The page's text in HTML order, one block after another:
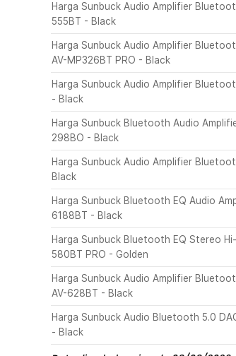
Harga Sunbuck Audio Amplifier
555BT - Black
Harga Sunbuck Audio Amplifier
AV-MP326BT PRO - Black
Harga Sunbuck Audio Amplifier
- Black
Harga Sunbuck Bluetooth Audio
298BO - Black
Harga Sunbuck Audio Amplifier
Black
Harga Sunbuck Bluetooth EQ Audio
6188BT - Black
Harga Sunbuck Bluetooth EQ Stereo
580BT PRO - Golden
Harga Sunbuck Audio Amplifier
AV-628BT - Black
Harga Sunbuck Audio Bluetooth 5.0
- Black